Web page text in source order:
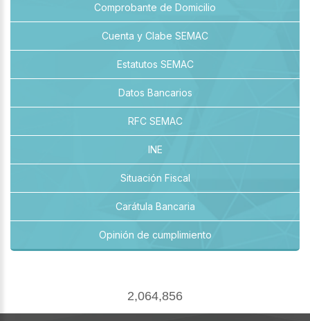
Comprobante de Domicilio
Cuenta y Clabe SEMAC
Estatutos SEMAC
Datos Bancarios
RFC SEMAC
INE
Situación Fiscal
Carátula Bancaria
Opinión de cumplimiento
2,064,856